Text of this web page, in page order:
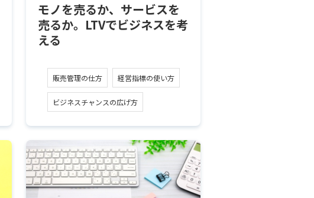
モノを売るか、サービスを
売るか。LTVでビジネスを考
える
販売管理の仕方 経営指標の使い方
ビジネスチャンスの広げ方